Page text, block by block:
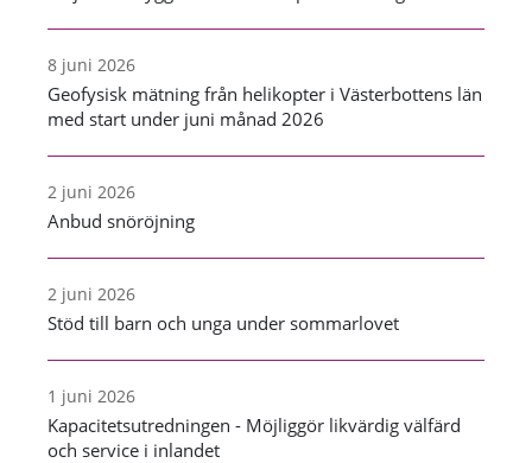
8 juni 2026
Geofysisk mätning från helikopter i Västerbottens län
med start under juni månad 2026
2 juni 2026
Anbud snöröjning
2 juni 2026
Stöd till barn och unga under sommarlovet
1 juni 2026
Kapacitetsutredningen - Möjliggör likvärdig välfärd
och service i inlandet